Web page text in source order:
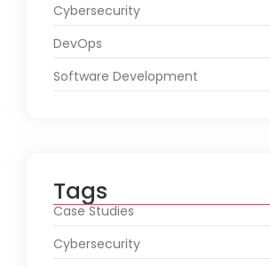
Cybersecurity
DevOps
Software Development
Tags
Case Studies
Cybersecurity